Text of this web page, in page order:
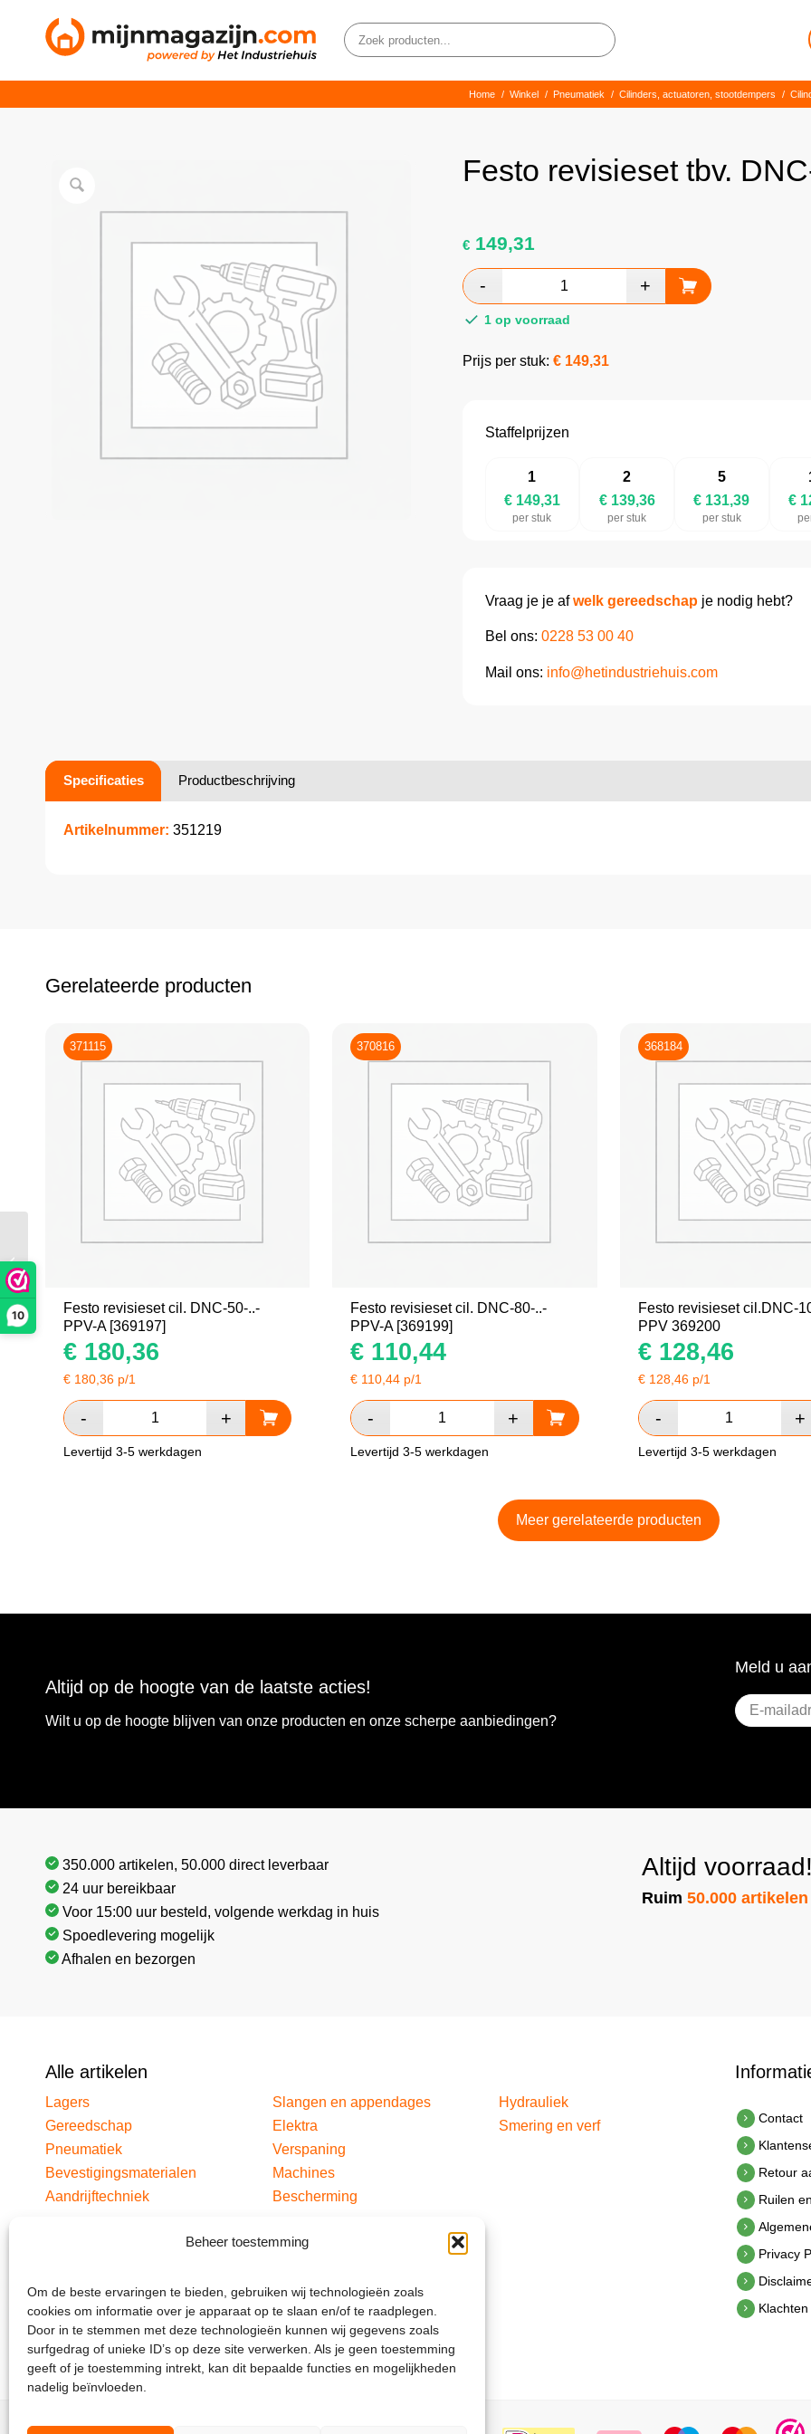
10
Beheer toestemming
Om de beste ervaringen te bieden, gebruiken wij technologieën zoals
cookies om informatie over je apparaat op te slaan en/of te raadplegen.
Door in te stemmen met deze technologieën kunnen wij gegevens zoals
surfgedrag of unieke ID’s op deze site verwerken. Als je geen toestemming
geeft of je toestemming intrekt, kan dit bepaalde functies en mogelijkheden
nadelig beïnvloeden.
Home / Winkel / Pneumatiek / Cilinders, actuatoren, stootdempers /
Festo revisieset tbv.
€149,31
1 op voorraad
Prijs per stuk: € 149,31
Staffelprijzen
1
€ 149,31
per stuk
2
€ 139,36
per stuk
5
€ 131,39
per stuk
€
Vraag je je afwelk gereedschapje nodig hebt?
Bel ons: 0228 53 00 40
Mail ons: info@hetindustriehuis.com
Specificaties Productbeschrijving
Artikelnummer: 351219
Gerelateerde producten
371115
Festo revisieset cil. DNC-50-..-
PPV-A [369197]
€ 180,36
€ 180,36 p/1
Levertijd 3-5 werkdagen
370816
Festo revisieset cil. DNC-80-..-
PPV-A [369199]
€ 110,44
€ 110,44 p/1
Levertijd 3-5 werkdagen
368184
Festo revisieset cil.DNC-
PPV 369200
€128,46
€ 128,46p/1
Levertijd 3-5 werkdagen
Meer gerelateerde producten
Altijd op de hoogte van de laatste acties!
Wilt u op de hoogte blijven van onze producten en onze scherpe aanbiedingen?
Meld u
E-
mailadres
350.000 artikelen, 50.000 direct leverbaar
24 uur bereikbaar
Voor 15:00 uur besteld, volgende werkdag in huis
Spoedlevering mogelijk
Afhalen en bezorgen
Altijd voorraad!
Ruim50.000 artikelen
Alle artikelen
Lagers
Gereedschap
Pneumatiek
Bevestigingsmaterialen
Aandrijftechniek
Slangen en appendages
Elektra
Verspaning
Machines
Bescherming
Hydrauliek
Smering en verf
Contact
Retour
Ruilen
Privacy
Klachten
25x42x7